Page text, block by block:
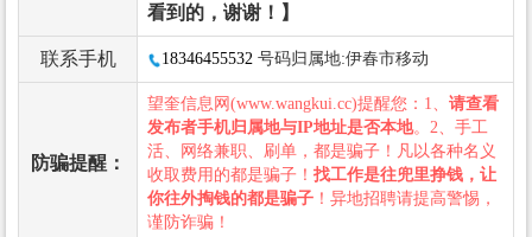
看到的，谢谢！】
联系手机 18346455532 号码归属地:伊春市移动
防骗提醒：
望奎信息网(www.wangkui.cc)提醒您：1、 请查看
发布者手机归属地与IP地址是否本地。2、手工
活、网络兼职、刷单，都是骗子！凡以各种名义
收取费用的都是骗子！ 找工作是往兜里挣钱，让
你往外掏钱的都是骗子 ！异地招聘请提高警惕，
谨防诈骗！